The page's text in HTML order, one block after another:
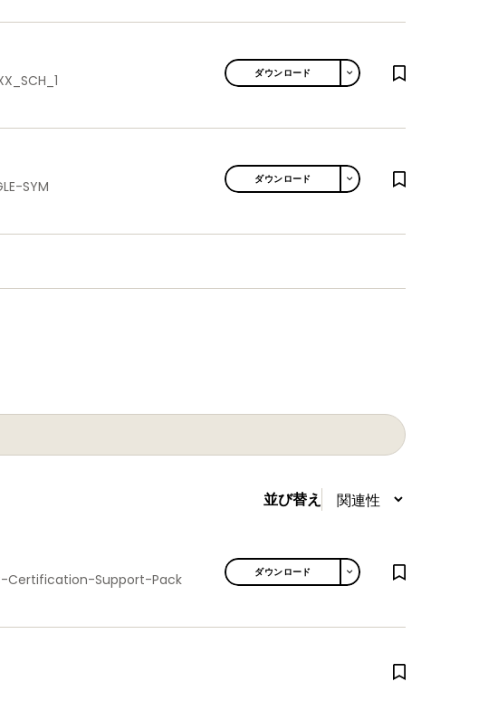
ダウンロード TOGGLE DROPDOWN
SYM
ダウンロード TOGGLE DROPDOWN
並び替え
Certification-Support-Pack
ダウンロード TOGGLE DROPDOWN